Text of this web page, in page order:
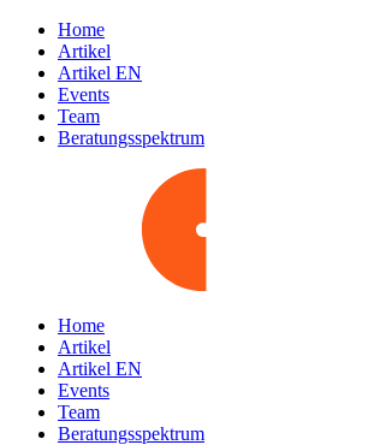
Home
Artikel
Artikel EN
Events
Team
Beratungsspektrum
Home
Artikel
Artikel EN
Events
Team
Beratungsspektrum